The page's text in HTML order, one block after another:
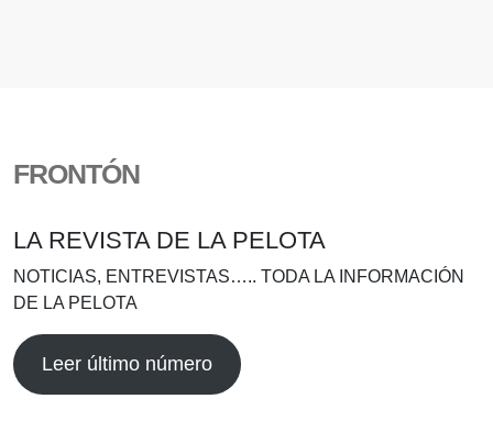
FRONTÓN
LA REVISTA DE LA PELOTA
NOTICIAS, ENTREVISTAS….. TODA LA INFORMACIÓN
DE LA PELOTA
Leer último número